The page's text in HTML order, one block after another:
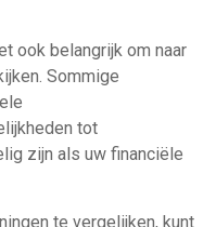
ook belangrijk om naar
Sommige
tot
zijn als uw financiële
te vergelijken, kunt